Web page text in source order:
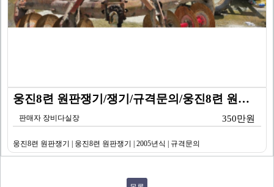
웅진8련 원판쟁기/쟁기/규격문의/웅진8련 원판쟁기/20…
판매자 장비다실장 350만원
웅진8련 원판쟁기 | 웅진8련 원판쟁기 | 2005년식 | 규격문의